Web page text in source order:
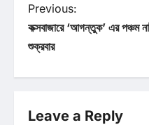
P
o
n
Previous:
কক্সবাজারে ‘আগন্তুক’ এর পঞ্চম
শুক্রবার
Leave a Reply